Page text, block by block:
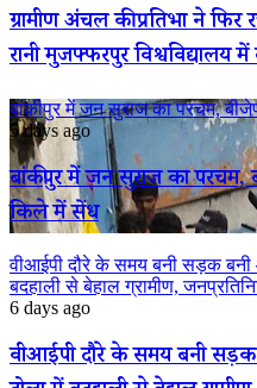
ग्रामीण अंचल की प्रतिभा ने फिर
रानी मुजफ्फरपुर विश्वविद्यालय
बांकीपुर में जन सुराज का परचम,
5 days ago
बांकीपुर में जन सुराज का
किले में सेंध
वीआईपी दौरे के समय बनी सड़क बनी
बदहाली से बेहाल ग्रामीण,
6 days ago
वीआईपी दौरे के समय बनी